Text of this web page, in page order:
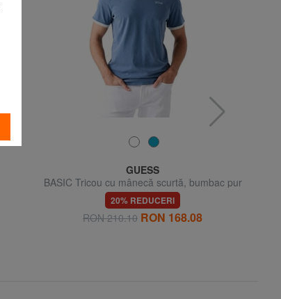
GUESS
BASIC Tricou cu mânecă scurtă, bumbac pur
20% REDUCERI
RON 210.10 RON 168.08